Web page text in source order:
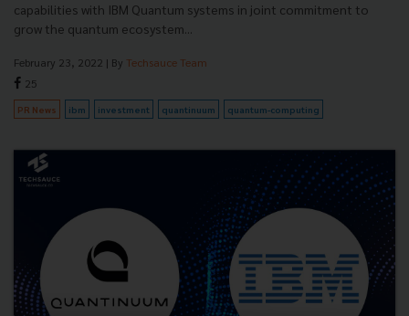
capabilities with IBM Quantum systems in joint commitment to
grow the quantum ecosystem...
February 23, 2022 | By Techsauce Team
25
PR News ibm investment quantinuum quantum-computing